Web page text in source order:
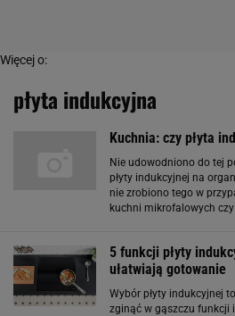
Więcej o:
płyta indukcyjna
Kuchnia: czy płyta
Nie udowodniono do tej
płyty indukcyjnej na
nie zrobiono tego w
kuchni mikrofalowych
5 funkcji płyty
ułatwiają gotowanie
Wybór płyty indukcyjnej
zginąć w gąszczu funkcji